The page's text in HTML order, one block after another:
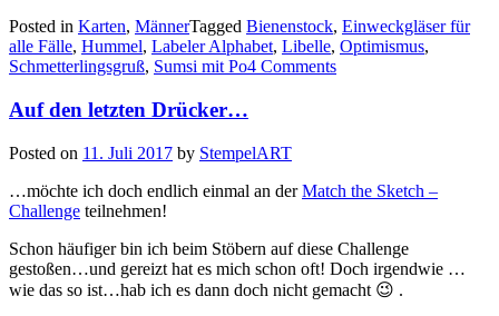
Posted in Karten, MännerTagged Bienenstock, Einweckgläser für
alle Fälle, Hummel, Labeler Alphabet, Libelle, Optimismus,
Schmetterlingsgruß, Sumsi mit Po4 Comments
Auf den letzten Drücker…
Posted on 11. Juli 2017 by StempelART
…möchte ich doch endlich einmal an derMatch the Sketch –
Challenge teilnehmen!
Schon häufiger bin ich beim Stöbern auf diese Challenge
gestoßen…und gereizt hat es mich schon oft! Doch irgendwie …
wie das so ist…hab ich es dann doch nicht gemacht 😉 .